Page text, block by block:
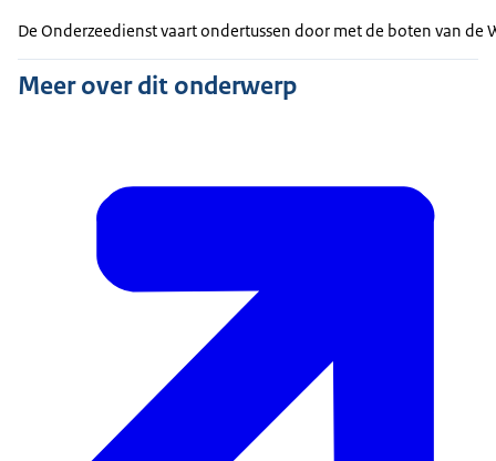
De Onderzeedienst vaart ondertussen door met de boten van
Meer over dit onderwerp